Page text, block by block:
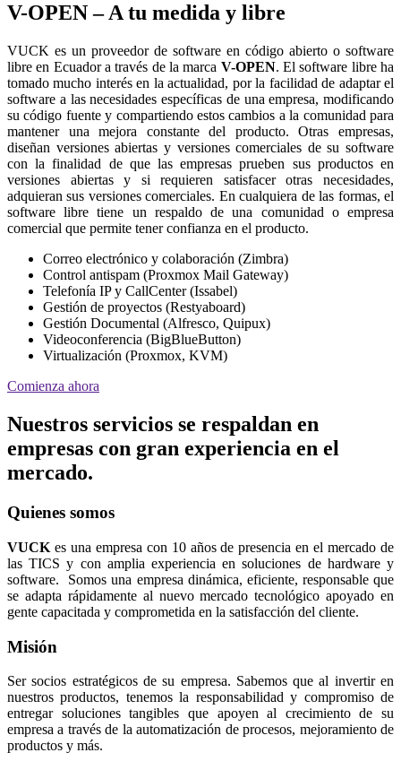
V-OPEN – A tu medida y libre
VUCK es un proveedor de software en código abierto o software
libre en Ecuador a través de la marca V-OPEN. El software libre ha
tomado mucho interés en la actualidad, por la facilidad de adaptar el
software a las necesidades específicas de una empresa, modificando
su código fuente y compartiendo estos cambios a la comunidad para
mantener una mejora constante del producto. Otras empresas,
diseñan versiones abiertas y versiones comerciales de su software
con la finalidad de que las empresas prueben sus productos en
versiones abiertas y si requieren satisfacer otras necesidades,
adquieran sus versiones comerciales. En cualquiera de las formas, el
software libre tiene un respaldo de una comunidad o empresa
comercial que permite tener confianza en el producto.
Correo electrónico y colaboración (Zimbra)
Control antispam (Proxmox Mail Gateway)
Telefonía IP y CallCenter (Issabel)
Gestión de proyectos (Restyaboard)
Gestión Documental (Alfresco, Quipux)
Videoconferencia (BigBlueButton)
Virtualización (Proxmox, KVM)
Comienza ahora
Nuestros servicios se respaldan en
empresas con gran experiencia en el
mercado.
Quienes somos
VUCK es una empresa con 10 años de presencia en el mercado de
las TICS y con amplia experiencia en soluciones de hardware y
software. Somos una empresa dinámica, eficiente, responsable que
se adapta rápidamente al nuevo mercado tecnológico apoyado en
gente capacitada y comprometida en la satisfacción del cliente.
Misión
Ser socios estratégicos de su empresa. Sabemos que al invertir en
nuestros productos, tenemos la responsabilidad y compromiso de
entregar soluciones tangibles que apoyen al crecimiento de su
empresa a través de la automatización de procesos, mejoramiento de
productos y más.